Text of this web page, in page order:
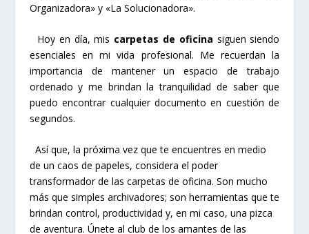
Organizadora» y «La Solucionadora».
Hoy en día, mis carpetas de oficina siguen siendo
esenciales en mi vida profesional. Me recuerdan la
importancia de mantener un espacio de trabajo
ordenado y me brindan la tranquilidad de saber que
puedo encontrar cualquier documento en cuestión de
segundos.
Así que, la próxima vez que te encuentres en medio
de un caos de papeles, considera el poder
transformador de las carpetas de oficina. Son mucho
más que simples archivadores; son herramientas que te
brindan control, productividad y, en mi caso, una pizca
de aventura. Únete al club de los amantes de las